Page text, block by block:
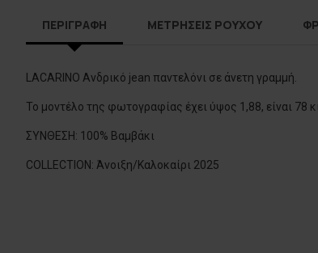
ΠΕΡΙΓΡΑΦΗ ΜΕΤΡΗΣΕΙΣ ΡΟΥΧΟΥ
LACARINO Ανδρικό jean παντελόνι σε άνετη γραμμή.
Το μοντέλο της φωτογραφίας έχει ύψος 1,88, είναι 78
ΣΥΝΘΕΣΗ: 100% Βαμβάκι
COLLECTION: Άνοιξη/Καλοκαίρι 2025